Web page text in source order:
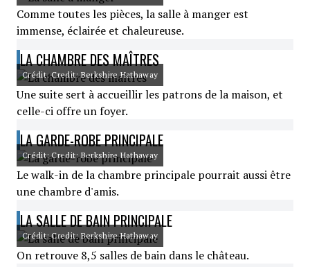
Comme toutes les pièces, la salle à manger est
immense, éclairée et chaleureuse.
LA CHAMBRE DES MAÎTRES
Crédit: Credit: Berkshire Hathaway
Une suite sert à accueillir les patrons de la maison, et
celle-ci offre un foyer.
LA GARDE-ROBE PRINCIPALE
Crédit: Credit: Berkshire Hathaway
Le walk-in de la chambre principale pourrait aussi être
une chambre d'amis.
LA SALLE DE BAIN PRINCIPALE
Crédit: Credit: Berkshire Hathaway
On retrouve 8,5 salles de bain dans le château.